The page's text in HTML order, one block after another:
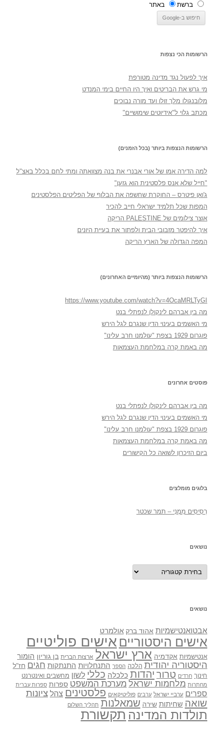
ברשת באתר
הרשומות הכי נצפות
איך לפעול נגד מדינה מטורפת
מי גרש את הבריטים ואיך היו החיים בימי המנדט
מלובנגולו מלך זולו ועד מורה נבוכים
מכתב גלוי ל"אידיוטים שימושיים"
הרשומות הנצפות ביותר (בכל הזמנים)
למה הדירה אמו של אורי אבנרי את בנה מצוואתה ומתי לחם בכלל באצ"ל
"חייל שלא אנס פלסטינית הוא גזען"
ג'ואן פיטרס – החוקרת שחשפה את הבלוף של הפליטים הפלסטינים
המפות שכל תלמיד ישראלי חייב להכיר
אוצר צילומים של PALESTINE הריקה
איך להיפטר מזבובי הבית ולפתור את בעיית היונים
המפה הגדולה של הארץ הריקה
הרשומות הנצפות ביותר (מהיומיים האחרונים)
https://www.youtube.com/watch?v=4OcaMRLTyGI
מה בין אברהם לינקולן לנפתלי בנט
מי האשמים בעינוי הדין שנגרם לגל הירש
פוגרום 1929 בצפת "עולמנו חרב עלינו"
מה באמת קרה במלחמת העצמאות
פוסטים אחרונים
מה בין אברהם לינקולן לנפתלי בנט
מי האשמים בעינוי הדין שנגרם לגל הירש
פוגרום 1929 בצפת "עולמנו חרב עלינו"
מה באמת קרה במלחמת העצמאות
ביום הזיכרון לשואה כל הקישורים
בלוגים מומלצים
רְסִיסִים מִמֶנִי – תמר שכטר
נושאים
נושאים
נושאים
אבטואנטישמיות אהוד ברק אולמרט
אישים היסטוריים אישים פוליטיים
אנטישמיות אקדמיה ארץ ישראל ארצות הברית בן גוריון הומור
היסטוריה יהודית הלכה הספר התנחלויות התנתקות חגים חז"ל
חינוך חרדים טרור יהדות כלכלה כללי לשון מחשבים ואינטרנט
מחתרות מלחמות ישראל מערכת המשפט ספרות ספרות עברית
ספרים ערביי ישראל ערבים פוליטיקאים פלסטינים צהל ציונות
שואה שחיתות שירה שמאלנות תהליך השלום
תולדות המדינה תקשורת